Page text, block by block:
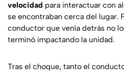
velocidad para interactuar con
se encontraban cerca del lugar.
conductor que venía detrás no
terminó impactando la unidad.
Tras el choque, tanto el